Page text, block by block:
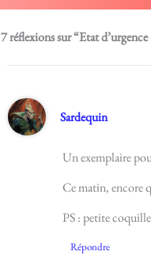
7 réflexions sur “Etat
Sardequin
Un exemplaire
Ce matin, encore
PS : petite
Répondre